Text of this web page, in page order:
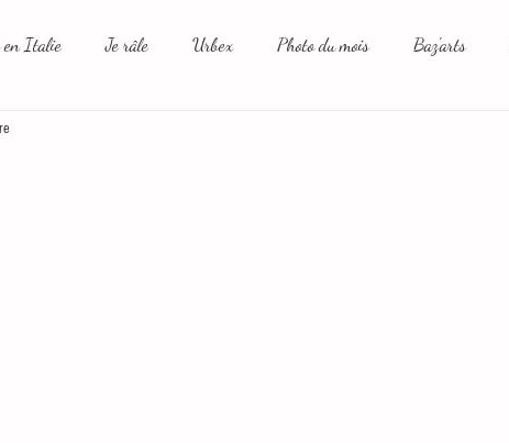
en Italie Je râle Urbex Photo du mois Baz'arts
loin